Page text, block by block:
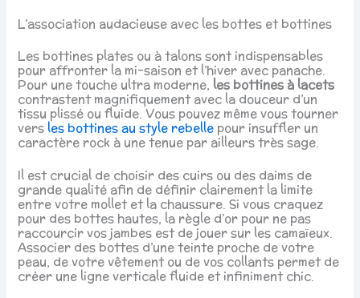
L’association audacieuse avec les bottes et bottines
Les bottines plates ou à talons sont indispensables
pour affronter la mi-saison et l’hiver avec panache.
Pour une touche ultra moderne, les bottines à lacets
contrastent magnifiquement avec la douceur d’un
tissu plissé ou fluide. Vous pouvez même vous tourner
vers les bottines au style rebelle pour insuffler un
caractère rock à une tenue par ailleurs très sage.
Il est crucial de choisir des cuirs ou des daims de
grande qualité afin de définir clairement la limite
entre votre mollet et la chaussure. Si vous craquez
pour des bottes hautes, la règle d’or pour ne pas
raccourcir vos jambes est de jouer sur les camaïeux.
Associer des bottes d’une teinte proche de votre
peau, de votre vêtement ou de vos collants permet de
créer une ligne verticale fluide et infiniment chic.